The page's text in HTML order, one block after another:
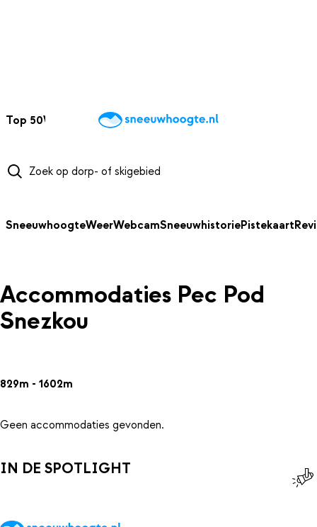
Top 50Webcams WintersportweerKaarten
SneeuwhoogteWeerWebcamSneeuwhistoriePistekaart
Accommodaties Pec Pod
Snezkou
829m - 1602m
Geen accommodaties gevonden.
IN DE SPOTLIGHT